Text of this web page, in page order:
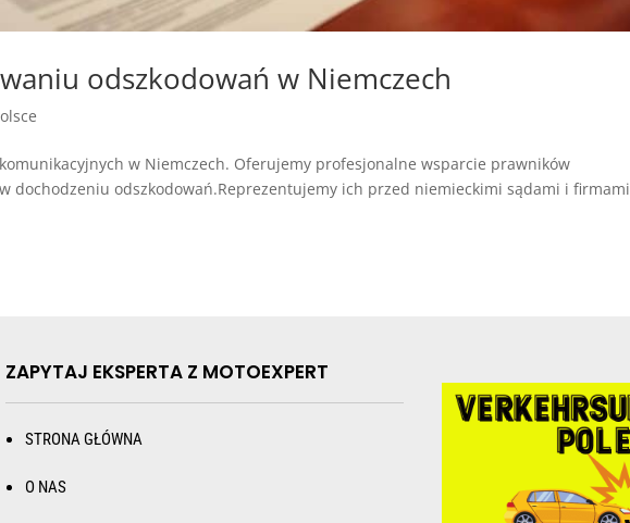
odszkodowań w Niemczech
w Niemczech. Oferujemy profesjonalne wsparcie prawników
dochodzeniu odszkodowań.Reprezentujemy ich przed niemieckimi sądami i firmami
ZAPYTAJ EKSPERTA Z MOTOEXPERT
STRONA GŁÓWNA
O NAS